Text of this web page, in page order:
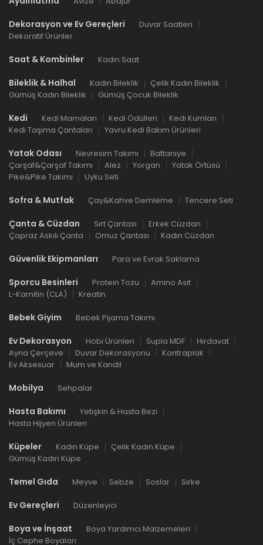
Dekorasyon ve Ev Gereçleri
Duvar Saatleri
Dekoratif Ürünler
Saat & Kombinler Kadın Saat
Bileklik & Halhal Kadın Bileklik
Çelik Kadın Bileklik
Gümüş Kadın Bileklik
Gümüş Çocuk Bileklik
Kedi Kedi Mamaları Kedi Ödülleri
Kedi Kumları
Kedi Taşıma Çantaları
Yavru Kedi Bakım Ürünleri
Yatak Odası Nevresim Takımı
Battaniye
Çarşaf&Çarşaf Takımı
Alez Yorgan
Yatak Örtüsü
Pike&Pike Takımı
Uyku Seti
Sofra & Mutfak Çay&Kahve Demleme Tencere Seti
Çanta & Cüzdan Sırt Çantası
Erkek Cüzdan
Çapraz Askılı Çanta
Omuz Çantası Kadın Cüzdan
Güvenlik Ekipmanları Para ve Evrak Saklama
Sporcu Besinleri Protein Tozu
Amino Asit
L-Karnitin (CLA)
Kreatin
Bebek Giyim Bebek Pijama Takımı
Ev Dekorasyon Hobi Ürünleri Supla MDF
Hırdavat
Ayna Çerçeve
Duvar Dekorasyonu
Kontraplak
Ev Aksesuar
Mum ve Kandil
Mobilya Sehpalar
Hasta Bakımı
Yetişkin & Hasta Bezi
Hasta Hijyen Ürünleri
Küpeler Kadın Küpe
Çelik Kadın Küpe
Gümüş Kadın Küpe
Temel Gıda Meyve Sebze Soslar Sirke
Ev Gereçleri Düzenleyici
Boya ve İnşaat
Boya Yardımcı Malzemeleri
İç Cephe Boyaları